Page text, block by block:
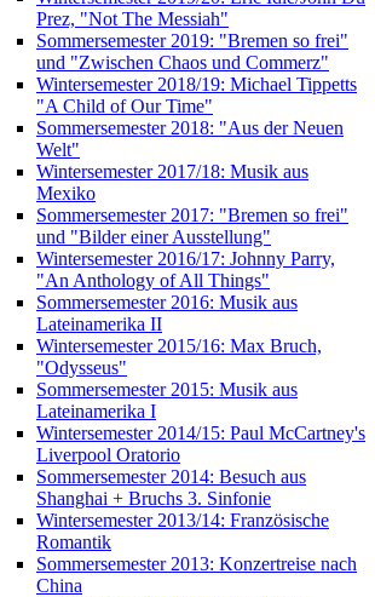
Prez, "Not The Messiah"
Sommersemester 2019: "Bremen so frei"
und "Zwischen Chaos und Commerz"
Wintersemester 2018/19: Michael Tippetts
"A Child of Our Time"
Sommersemester 2018: "Aus der Neuen
Welt"
Wintersemester 2017/18: Musik aus
Mexiko
Sommersemester 2017: "Bremen so frei"
und "Bilder einer Ausstellung"
Wintersemester 2016/17: Johnny Parry,
"An Anthology of All Things"
Sommersemester 2016: Musik aus
Lateinamerika II
Wintersemester 2015/16: Max Bruch,
"Odysseus"
Sommersemester 2015: Musik aus
Lateinamerika I
Wintersemester 2014/15: Paul McCartney's
Liverpool Oratorio
Sommersemester 2014: Besuch aus
Shanghai + Bruchs 3. Sinfonie
Wintersemester 2013/14: Französische
Romantik
Sommersemester 2013: Konzertreise nach
China